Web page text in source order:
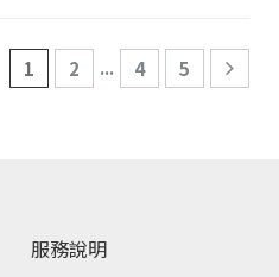
1 2 ... 4 5
服務說明